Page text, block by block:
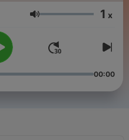
Volume 1 x
00:00